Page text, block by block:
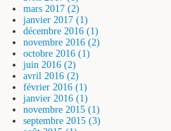
mars 2017 (2)
janvier 2017 (1)
décembre 2016 (1)
novembre 2016 (2)
octobre 2016 (1)
juin 2016 (2)
avril 2016 (2)
février 2016 (1)
janvier 2016 (1)
novembre 2015 (1)
septembre 2015 (3)